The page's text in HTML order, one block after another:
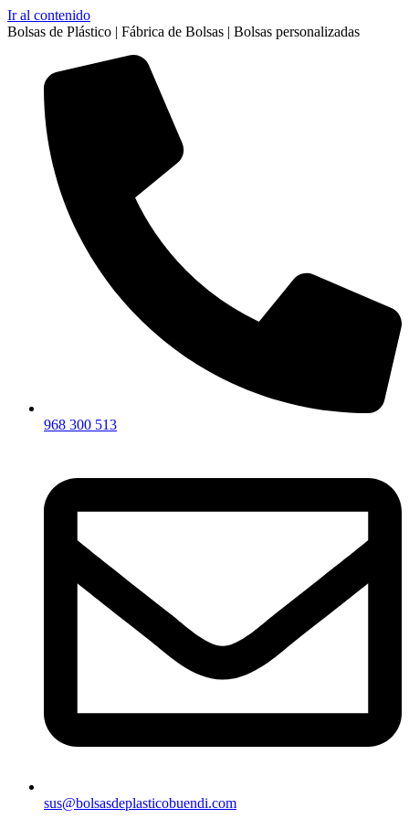
Ir al contenido
Bolsas de Plástico | Fábrica de Bolsas | Bolsas personalizadas
968 300 513
sus@bolsasdeplasticobuendi.com